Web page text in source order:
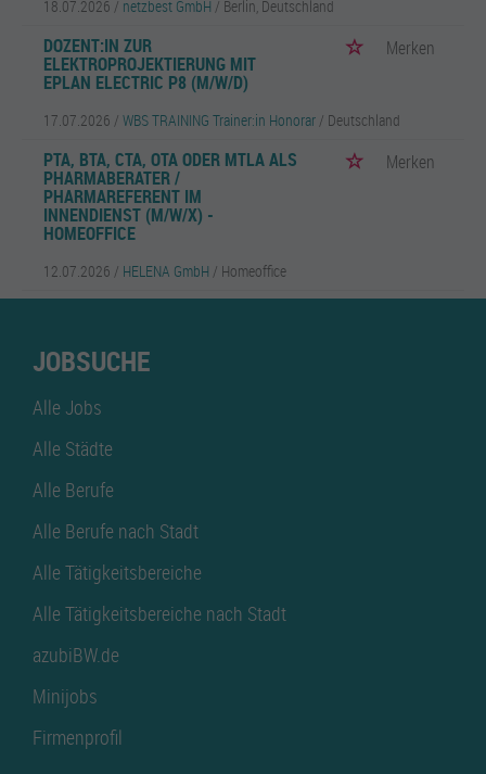
18.07.2026 / netzbest GmbH / Berlin, Deutschland
DOZENT:IN ZUR
ELEKTROPROJEKTIERUNG MIT
EPLAN ELECTRIC P8 (M/W/D)
Merken
17.07.2026 / WBS TRAINING Trainer:in Honorar / Deutschland
PTA, BTA, CTA, OTA ODER MTLA ALS
PHARMABERATER /
PHARMAREFERENT IM
INNENDIENST (M/W/X) -
HOMEOFFICE
Merken
12.07.2026 / HELENA GmbH / Homeoffice
JOBSUCHE
Alle Jobs
Alle Städte
Alle Berufe
Alle Berufe nach Stadt
Alle Tätigkeitsbereiche
Alle Tätigkeitsbereiche nach Stadt
azubiBW.de
Minijobs
Firmenprofil